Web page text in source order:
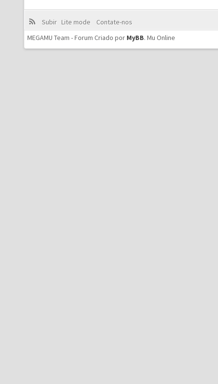
Subir Lite mode
Contate-nos
MEGAMU Team - Forum Criado por MyBB. Mu Online